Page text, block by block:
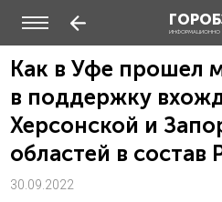
ИНФОРМАЦИОННО
Как в Уфе прошел
в поддержку
Херсонской и
областей в состав
30.09.2022